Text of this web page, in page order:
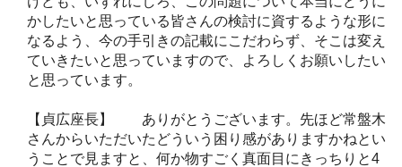
かしたいと思っている皆さんの検討に資するような形に
なるよう、今の手引きの記載にこだわらず、そこは変え
ていきたいと思っていますので、よろしくお願いしたい
と思っています。
【貞広座長】 ありがとうございます。先ほど常盤木
さんからいただいたどういう困り感がありますかねとい
うことで見ますと、何か物すごく真面目にきっちりと4